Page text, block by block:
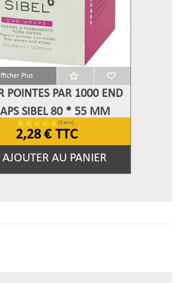
Plus
POINTES PAR 1000 END
SIBEL 80 * 55 MM
2,28 € TTC
AJOUTER AU PANIER